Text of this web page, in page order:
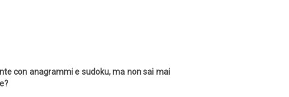
con anagrammi e sudoku, ma non sai mai